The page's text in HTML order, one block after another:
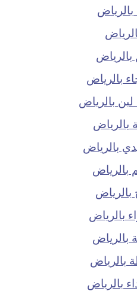
بالرياض
بالرياض
بالرياض
بالرياض
بالرياض
بالرياض
بالرياض
بالرياض
بالرياض